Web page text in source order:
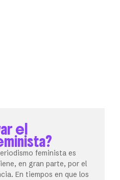
el
feminista es
en gran parte, por el
En tiempos en que los